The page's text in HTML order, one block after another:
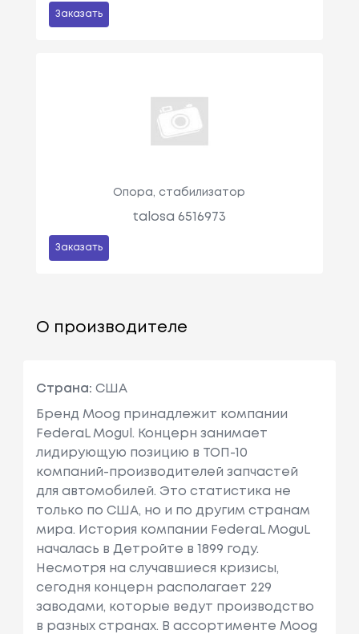
Заказать
Опора, стабилизатор
talosa 6516973
Заказать
О производителе
Страна: США
Бренд Moog принадлежит компании
FederaL Mogul. Концерн занимает
лидирующую позицию в ТОП-10
компаний-производителей запчастей
для автомобилей. Это статистика не
только по США, но и по другим странам
мира. История компании FederaL MoguL
началась в Детройте в 1899 году.
Несмотря на случавшиеся кризисы,
сегодня концерн располагает 229
заводами, которые ведут производство
в разных странах. В ассортименте Mооg